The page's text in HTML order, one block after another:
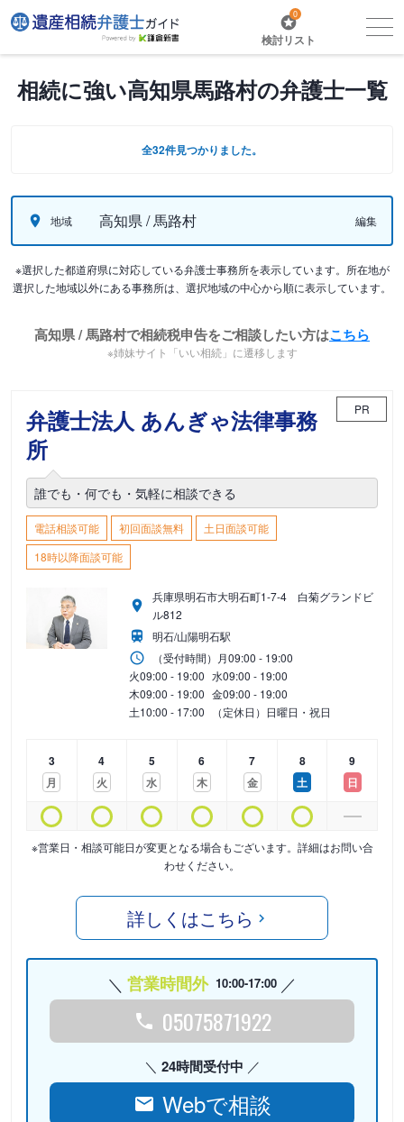
0
検討リスト
相続に強い高知県馬路村の弁護士一覧
全32件見つかりました。
地域 高知県 / 馬路村 編集
※選択した都道府県に対応している弁護士事務所を表示しています。所在地が
選択した地域以外にある事務所は、選択地域の中心から順に表示しています。
高知県 / 馬路村で相続税申告をご相談したい方はこちら
※姉妹サイト「いい相続」に遷移します
弁護士法人 あんぎゃ法律事務
所
PR
誰でも・何でも・気軽に相談できる
電話相談可能 初回面談無料
土日面談可能
18時以降面談可能
兵庫県明石市大明石町1-7-4 白菊グランドビ
ル812
明石/山陽明石駅
（受付時間） 月09:00 - 19:00
火09:00 - 19:00 水09:00 - 19:00
木09:00 - 19:00 金09:00 - 19:00
土10:00 - 17:00 （定休日）日曜日・祝日
3
月
4
火
5
水
6
木
7
金
8
土
9
日
※営業日・相談可能日が変更となる場合もございます。詳細はお問い合
わせください。
詳しくはこちら
営業時間外 10:00-17:00
05075871922
24時間受付中
Webで相談